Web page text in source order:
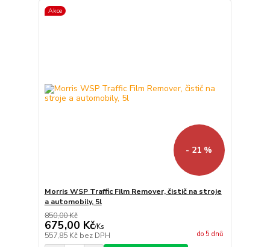
Akce
- 21 %
Morris WSP Traffic Film Remover, čistič na stroje
a automobily, 5l
850,00 Kč
675,00 Kč/Ks
557,85 Kč bez DPH do 5 dnů